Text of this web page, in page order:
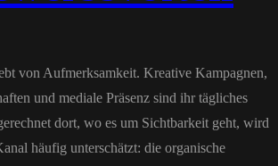
von Aufmerksamkeit. Kreative Kampagnen,
und mediale Präsenz sind ihr tägliches
dort, wo es um Sichtbarkeit geht, wird
häufig unterschätzt: die organische